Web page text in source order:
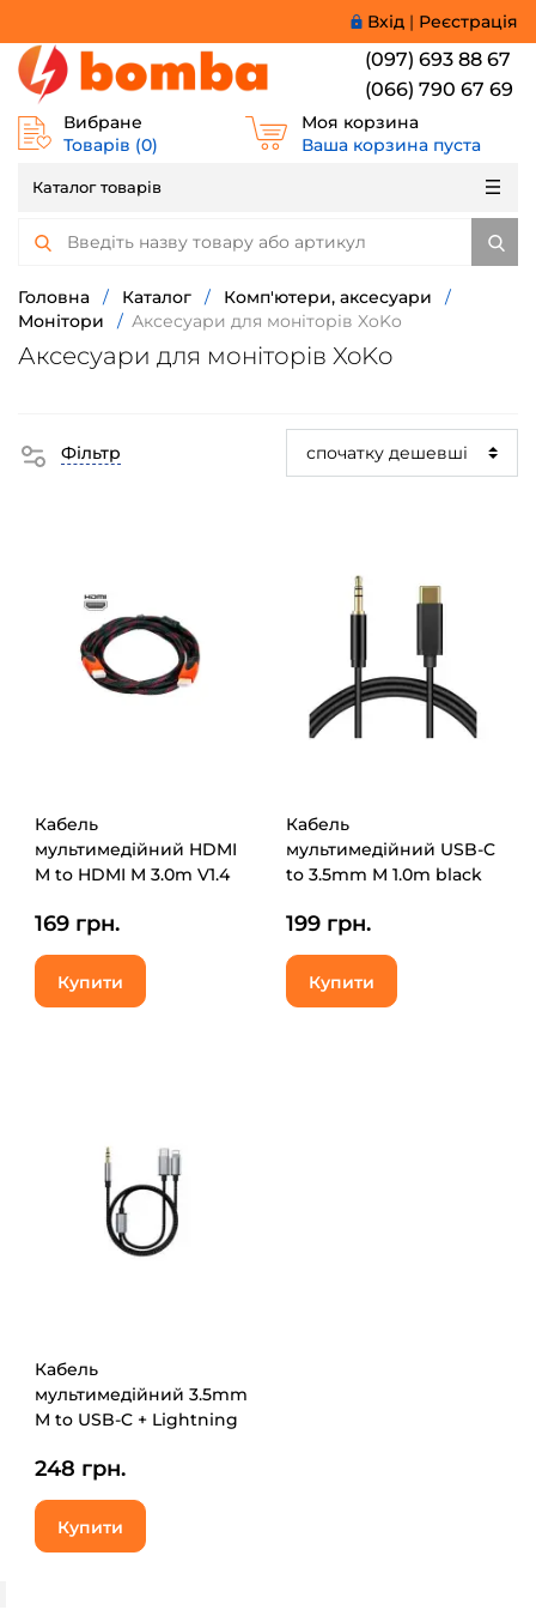
Вхід | Реєстрація
(097) 693 88 67
(066) 790 67 69
Вибране
Товарів (0)
Моя корзина
Ваша корзина пуста
Каталог товарів
Головна / Каталог / Комп'ютери, аксесуари
/
Монітори
/ Аксесуари для моніторів XoKo
Аксесуари для моніторів XoKo
Фільтр
Кабель
мультимедійний HDMI
M to HDMI M 3.0m V1.4
30BK)
169 грн.
Купити
Кабель
мультимедійний USB-C
to 3.5mm M 1.0m black
199 грн.
Купити
Кабель
мультимедійний 3.5mm
M to USB-C + Lightning
248 грн.
Купити